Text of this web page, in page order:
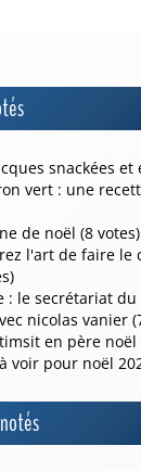
snackées et
vert : une
de noël (8 votes)
l'art de faire le
: le secrétariat du
nicolas vanier
en père noël
voir pour noël